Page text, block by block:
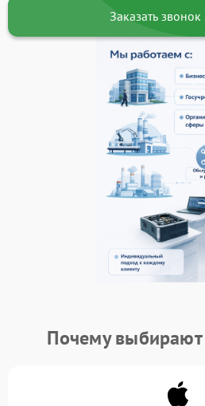
Заказать звонок
Почему выбирают